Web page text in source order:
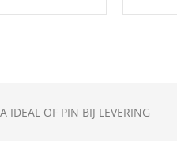
IDEAL OF PIN BIJ LEVERING